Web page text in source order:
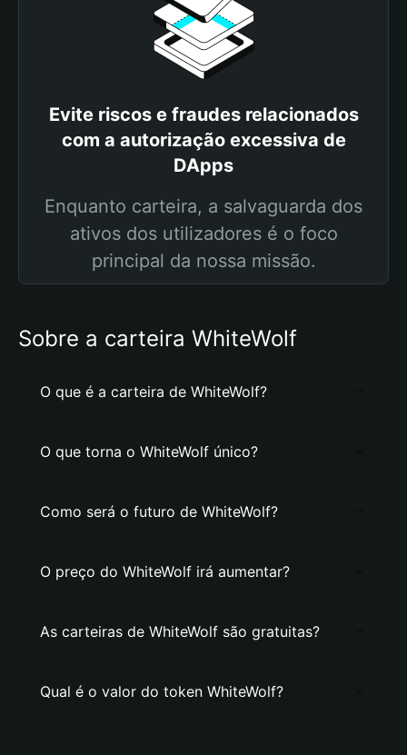
Evite riscos e fraudes relacionados
com a autorização excessiva de
DApps
Enquanto carteira, a salvaguarda dos
ativos dos utilizadores é o foco
principal da nossa missão.
Sobre a carteira WhiteWolf
O que é a carteira de WhiteWolf?
O que torna o WhiteWolf único?
Como será o futuro de WhiteWolf?
O preço do WhiteWolf irá aumentar?
As carteiras de WhiteWolf são gratuitas?
Qual é o valor do token WhiteWolf?